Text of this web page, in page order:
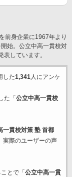
前身企業に1967年より
始。公立中高一貫校対
しています。
した1,341人にアンケ
た「 公立中高一貫校
一貫校対策 塾 首都
実際のユーザーの声
とで「 公立中高一貫